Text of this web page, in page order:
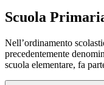
Scuola
Nell’ordinamento
precedentemente
scuola elementare, fa